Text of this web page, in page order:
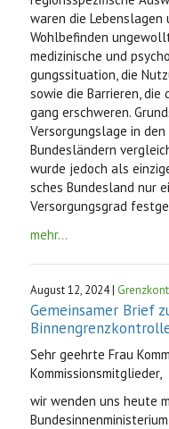
waren die Lebenslagen
Wohlbefinden
medizinische und
gungssituation, die
sowie die Barrieren, die
gang erschweren.
Versorgungslage in
Bundesländern
wurde jedoch als
sches Bundesland nur
Versorgungsgrad
mehr...
August 12, 2024 |
Gemeinsamer Brief
Sehr geehrte Frau
Kommissionsmitglieder,
wir wenden uns heute